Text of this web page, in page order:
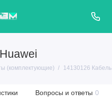
(комплектующие) 14130126
Вопросы и ответы 0